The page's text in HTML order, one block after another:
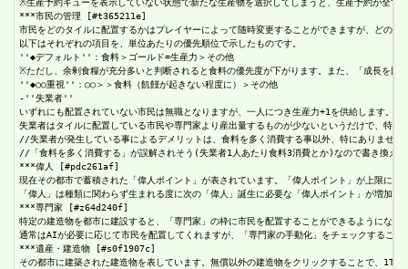
※生産予約キューを表示していない状態で新たな生産物を選択してしまうと、生産予約が全て
***市民の管理 [#t365211e]
市民をどのタイルに配置するかはプレイヤーによって随時変更することができますが、どの
以下はそれぞれの項目を、単位あたりの優先順位で示したものです。
''◆デフォルト''：食料＞ゴールド=生産力＞その他
※ただし、余剰食糧が充分多いと判断されると食料の優先度が下がります。また、「成長を
''◆○○重視''：○○＞＞食料（飢饉が起きない程度に）＞その他
-''失業者''
いずれにも配置されていない市民は無職となりますが、一人につき生産力+1を供給します。
失業者はタイルに配置している市民や専門家より産出量するものが少ないというだけで、特別
//失業者が発生している事によるデメリットは、食料を多く消費する事以外、特にありません
//「食料を多く消費する」が誤解されそう(失業者1人あたり食料3消費とか)なので書き換え。
***偉人 [#pdc261af]
現在その都市で蓄積された「偉人ポイント」が表されています。「偉人ポイント」が上限に
「偉人」は種類に関わらず生まれる度に次の「偉人」誕生に必要な「偉人ポイント」が増加
***専門家 [#z64d240f]
特定の建造物を都市に建設すると、「専門家」の枠に市民を配置することができるようにな
通常はAIが必要に応じて市民を配置してくれますが、「専門家の手動化」をチェックするこ
***遺産・建造物 [#s0f1907c]
その都市に建築された建造物を表しています。無償以外の建造物をクリックすることで、1T